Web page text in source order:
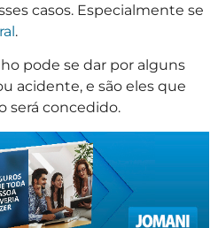
casos. Especialmente se
.
pode se dar por alguns
acidente, e são eles que
será concedido.